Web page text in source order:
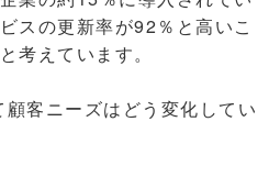
スの更新率が92％と高いこ
考えています。
客ニーズはどう変化してい